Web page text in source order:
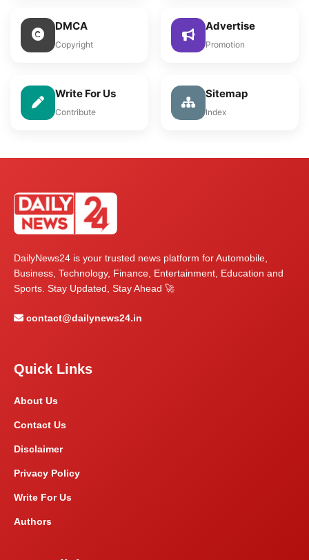
DMCA
Copyright
Advertise
Promotion
Write For Us
Contribute
Sitemap
Index
DailyNews24 is your trusted news platform for Automobile,
Business, Technology, Finance, Entertainment, Education and
Sports. Stay Updated, Stay Ahead 🚀
contact@dailynews24.in
Quick Links
About Us
Contact Us
Disclaimer
Privacy Policy
Write For Us
Authors